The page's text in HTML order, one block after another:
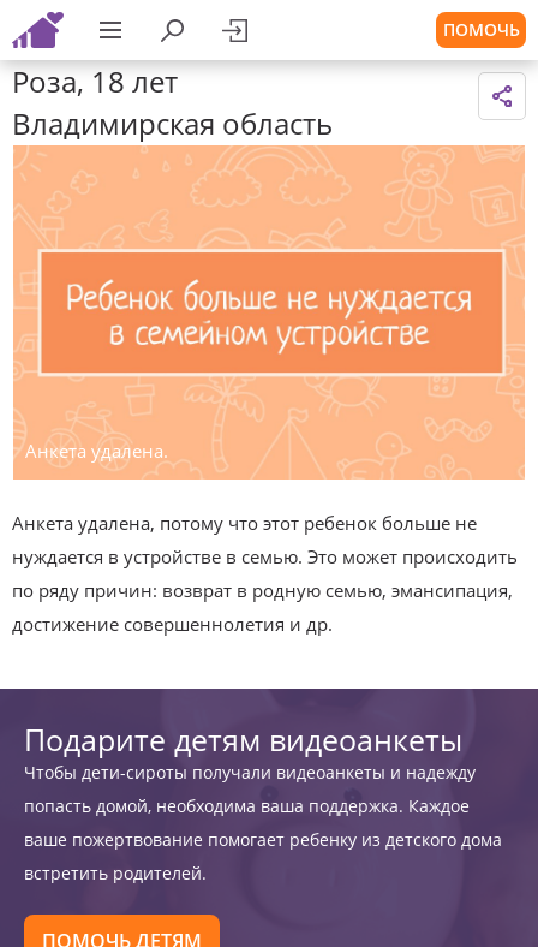
ПОМОЧЬ
Роза, 18 лет
Владимирская область
Анкета удалена.
Анкета удалена, потому что этот ребенок больше не
нуждается в устройстве в семью. Это может происходить
по ряду причин: возврат в родную семью, эмансипация,
достижение совершеннолетия и др.
Подарите детям видеоанкеты
Чтобы дети-сироты получали видеоанкеты и надежду
попасть домой, необходима ваша поддержка. Каждое
ваше пожертвование помогает ребенку из детского дома
встретить родителей.
ПОМОЧЬ ДЕТЯМ